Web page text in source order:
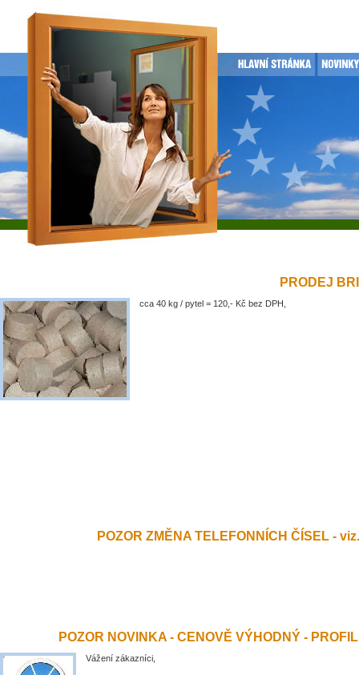
PRODEJ
cca 40 kg / pytel = 120,- Kč bez DPH,
POZOR ZMĚNA TELEFONNÍCH ČÍSEL -
POZOR NOVINKA - CENOVĚ VÝHODNÝ -
Vážení zákazníci,